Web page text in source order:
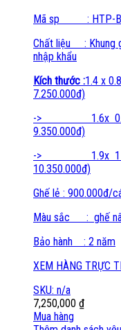
Mã sp : HTP-
Chất liệu : Khung
nhập khẩu
Kích thước :1.4 x
7.250.000đ)
-> 1.6x 0.85 x
9.350.000đ)
-> 1.9x 1 x
10.350.000đ)
Ghế lẻ : 900.000đ/
Màu sắc : ghế
Bảo hành : 2 năm
XEM HÀNG TRỰC
SKU: n/a
7,250,000 ₫
Mua hàng